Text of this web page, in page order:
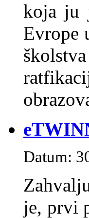
koja ju
Evrope
Datum:
je, prvi